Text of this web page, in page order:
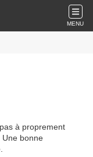
MENU
à proprement
Une bonne